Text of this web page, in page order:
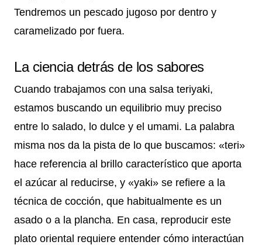
Tendremos un pescado jugoso por dentro y
caramelizado por fuera.
La ciencia detrás de los sabores
Cuando trabajamos con una salsa teriyaki,
estamos buscando un equilibrio muy preciso
entre lo salado, lo dulce y el umami. La palabra
misma nos da la pista de lo que buscamos: «teri»
hace referencia al brillo característico que aporta
el azúcar al reducirse, y «yaki» se refiere a la
técnica de cocción, que habitualmente es un
asado o a la plancha. En casa, reproducir este
plato oriental requiere entender cómo interactúan